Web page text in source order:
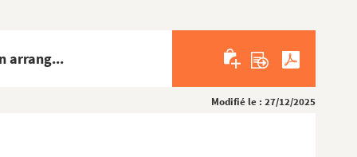
arrang...
Modifié le : 27/12/2025